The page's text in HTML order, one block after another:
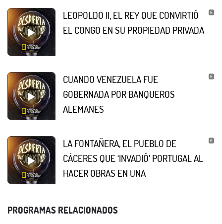
LEOPOLDO II, EL REY QUE CONVIRTIÓ
EL CONGO EN SU PROPIEDAD PRIVADA
CUANDO VENEZUELA FUE
GOBERNADA POR BANQUEROS
ALEMANES
LA FONTAÑERA, EL PUEBLO DE
CÁCERES QUE ‘INVADIÓ’ PORTUGAL AL
HACER OBRAS EN UNA
PROGRAMAS RELACIONADOS